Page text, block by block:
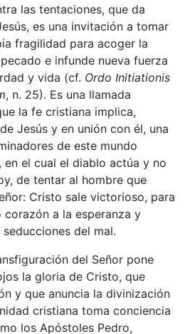
las tentaciones, que da
es una invitación a tomar
fragilidad para acoger la
e infunde nueva fuerza
y vida (cf. Ordo Initiationis
, n. 25). Es una llamada
la fe cristiana implica,
Jesús y en unión con él, una
de este mundo
en el cual el diablo actúa y no
de tentar al hombre que
Cristo sale victorioso, para
a la esperanza y
del mal.
del Señor pone
la gloria de Cristo, que
y que anuncia la divinización
cristiana toma conciencia
los Apóstoles Pedro,